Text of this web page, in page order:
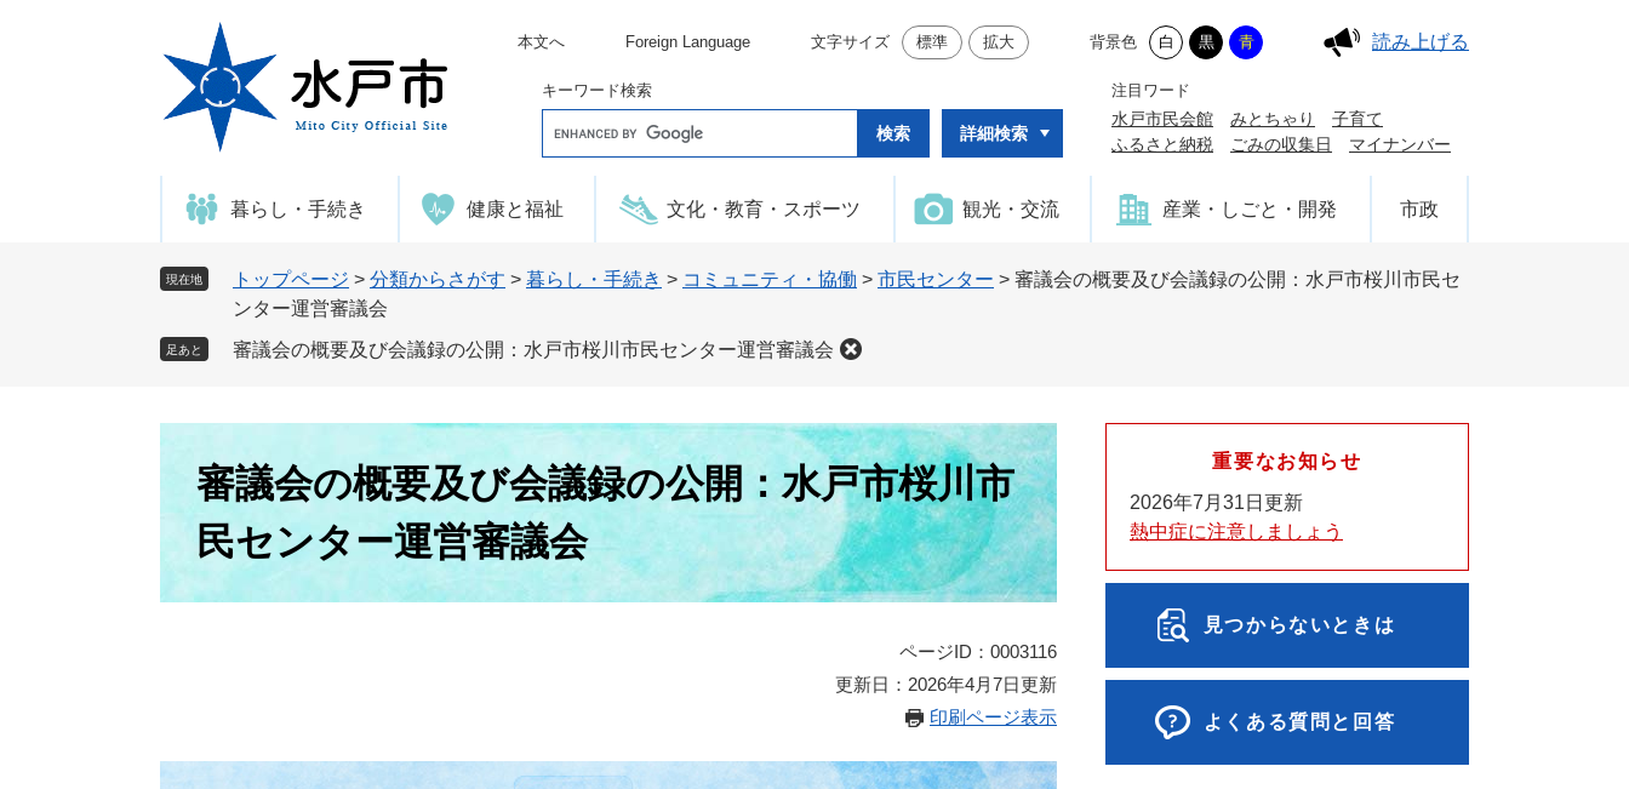
本文へ Foreign Language 文字サイズ 標準 拡大 背景色 白 黒 青 読み上げる
キーワード検索
o
e
タ
ム
詳細検索
注目ワード
水戸市民会館 みとちゃり
子育て
ふるさと納税
ごみの収集日 マイナンバー
暮らし・手続き 健康と福祉 文化・教育・スポーツ 観光・交流 産業・しごと・開発 市政
現在地 トップページ > 分類からさがす > 暮らし・手続き > コミュニティ・協働 > 市民センター > 審議会の概要及び会議録の公開：水戸市桜川市民セ
ンター運営審議会
足あと 審議会の概要及び会議録の公開：水戸市桜川市民センター運営審議会
審議会の概要及び会議録の公開：水戸市桜川市
民センター運営審議会
ページID：0003116
更新日：2026年4月7日更新
印刷ページ表示
重要なお知らせ
2026年7月31日更新
熱中症に注意しましょう
見つからないときは
よくある質問と回答